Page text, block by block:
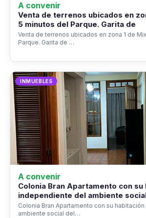
A convenir
Venta de terrenos ubicados en
5 minutos del Parque. Garita de
Venta de terrenos ubicados en zona 1 de
Parque. Garita de …
INMUEBLES
A convenir
Colonia Bran Apartamento con su
independiente del ambiente
Colonia Bran Apartamento con su
ambiente social del…